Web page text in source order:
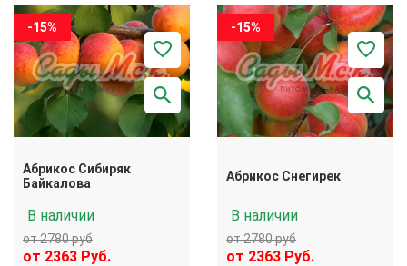
-15%
Абрикос Сибиряк
Байкалова
В наличии
от 2780 руб
от 2363 Руб.
-15%
Абрикос Снегирек
В наличии
от 2780 руб
от 2363 Руб.